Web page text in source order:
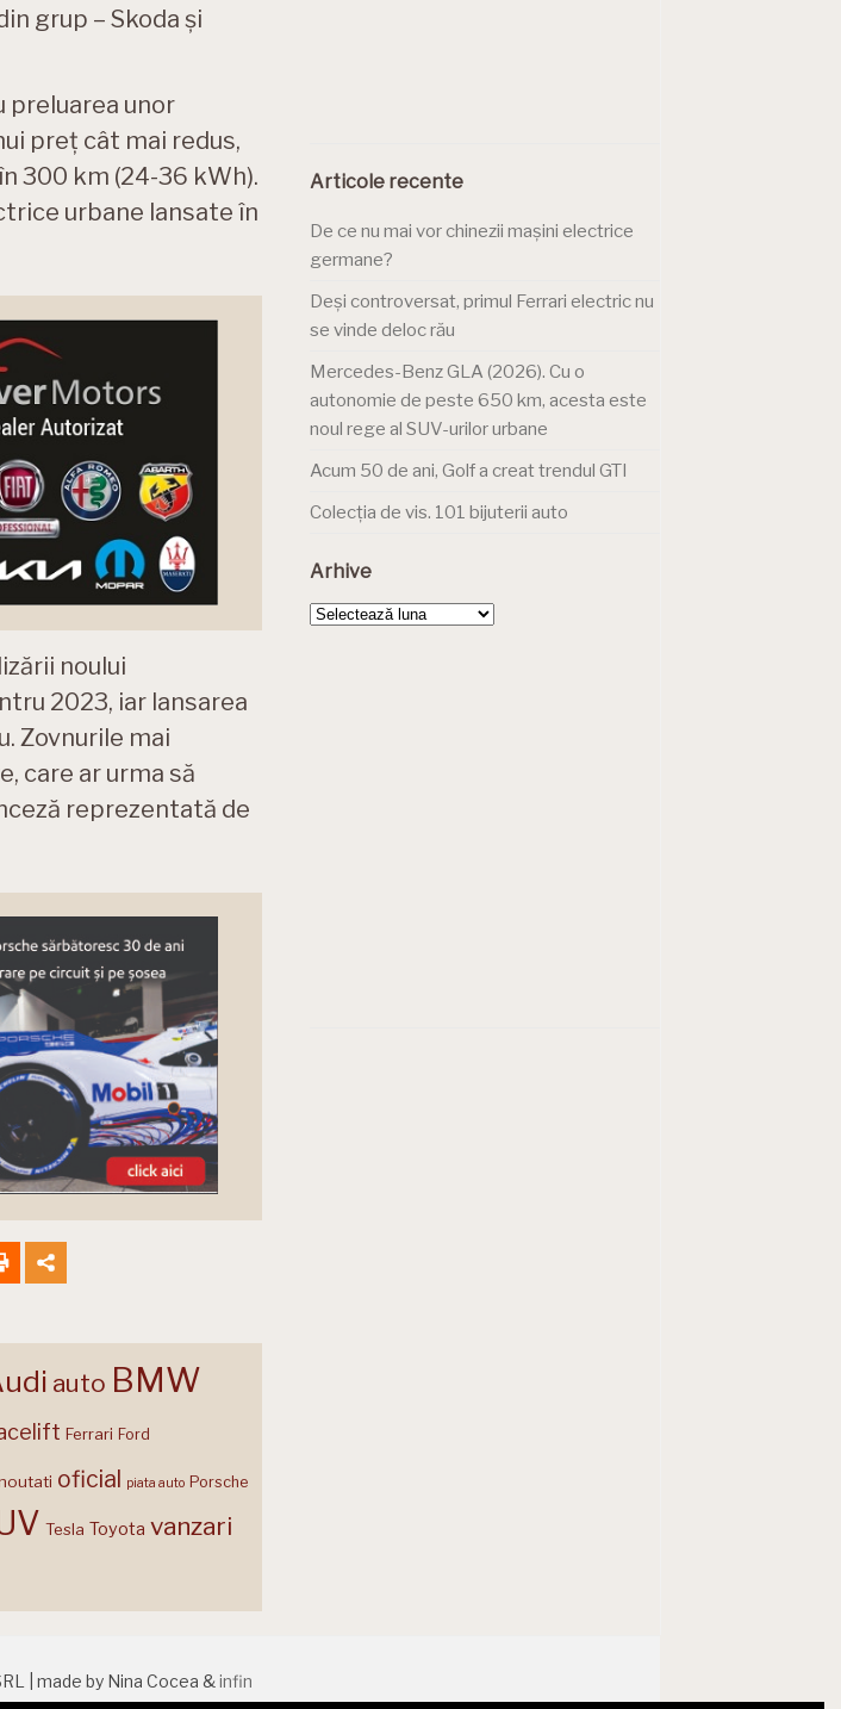
grup – Skoda și
preluarea unor
preț cât mai redus,
300 km (24-36 kWh).
urbane lansate în
noului
2023, iar lansarea
Zovnurile mai
care ar urma să
reprezentată de
Articole recente
De ce nu mai vor chinezii mașini electrice
germane?
Deși controversat, primul Ferrari electric nu
se vinde deloc rău
Mercedes-Benz GLA (2026). Cu o
autonomie de peste 650 km, acesta este
noul rege al SUV-urilor urbane
Acum 50 de ani, Golf a creat trendul GTI
Colecția de vis. 101 bijuterii auto
Arhive
Arhive
auto BMW
Ferrari Ford
oficial piata auto Porsche
Tesla Toyota vanzari
| made by Nina Cocea &infin